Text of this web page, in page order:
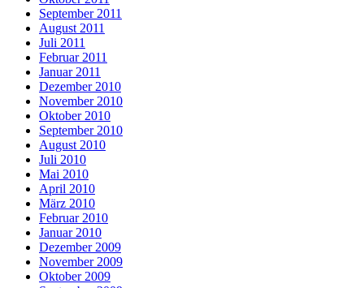
September 2011
August 2011
Juli 2011
Februar 2011
Januar 2011
Dezember 2010
November 2010
Oktober 2010
September 2010
August 2010
Juli 2010
Mai 2010
April 2010
März 2010
Februar 2010
Januar 2010
Dezember 2009
November 2009
Oktober 2009